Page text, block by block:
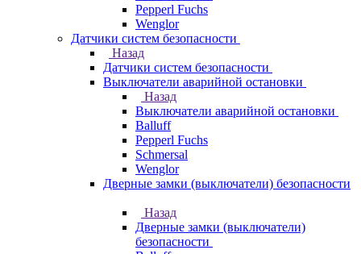
Pepperl Fuchs
Wenglor
Датчики систем безопасности
Назад
Датчики систем безопасности
Выключатели аварийной остановки
Назад
Выключатели аварийной остановки
Balluff
Pepperl Fuchs
Schmersal
Wenglor
Дверные замки (выключатели) безопасности
Назад
Дверные замки (выключатели)
безопасности